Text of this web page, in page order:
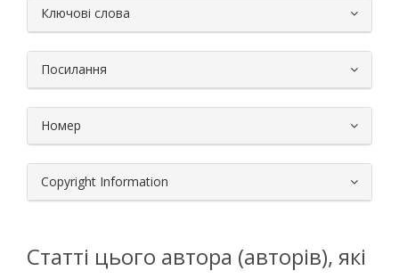
Ключові слова
Посилання
Номер
Copyright Information
Статті цього автора (авторів), які